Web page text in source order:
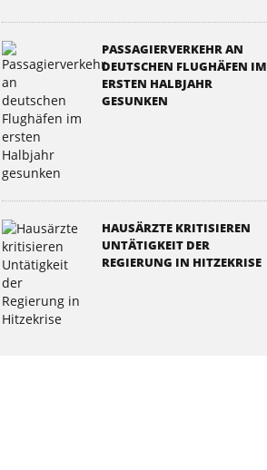
PASSAGIERVERKEHR AN
DEUTSCHEN FLUGHÄFEN IM
ERSTEN HALBJAHR
GESUNKEN
HAUSÄRZTE KRITISIEREN
UNTÄTIGKEIT DER
REGIERUNG IN HITZEKRISE